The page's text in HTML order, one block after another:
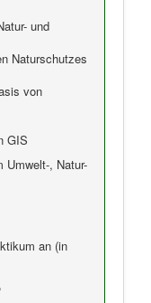
und
Naturschutzes
von
GIS
Umwelt-, Natur-
an (in